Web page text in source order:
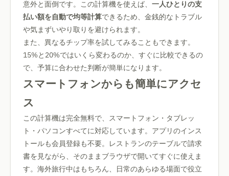
意外と面倒です。この計算機を使えば、 一人ひとりの支
払い額を自動で均等計算できるため、金銭的なトラブル
や気まずいやり取りを避けられます。
また、異なるチップ率を試してみることもできます。
15%と20%ではいくら変わるのか、すぐに比較できるの
で、予算に合わせた判断が簡単になります。
スマートフォンからも簡単にアクセ
ス
この計算機は完全無料で、スマートフォン・タブレッ
ト・パソコンすべてに対応しています。アプリのインス
トールも会員登録も不要。レストランのテーブルで請求
書を見ながら、そのままブラウザで開いてすぐに使えま
す。海外旅行中はもちろん、日常のあらゆる場面で役立